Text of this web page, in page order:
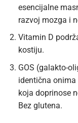
esencijalne
razvoj mozga i
Vitamin D
kostiju.
GOS (galakto-
identična
koja doprinose
Bez glutena.